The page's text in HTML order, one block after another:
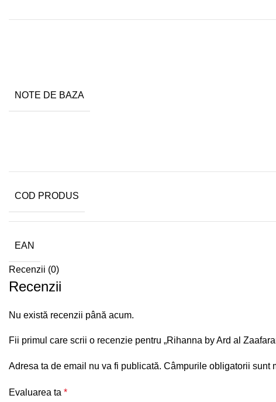
NOTE DE BAZA
COD PRODUS
EAN
Recenzii (0)
Recenzii
Nu există recenzii până acum.
Fii primul care scrii o recenzie pentru „Rihanna by Ard al
Adresa ta de email nu va fi publicată. Câmpurile obligatorii sunt
Evaluarea ta *